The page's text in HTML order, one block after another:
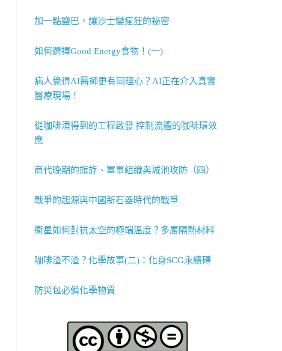
加一點鹽巴，讓沙士變瘋狂的祕密
如何選擇Good Energy食物！(一)
病人覺得AI醫師更有同理心？AI正在介入真實
醫療現場！
從咖啡漬得到的工程啟發 控制流體的咖啡環效
應
商代晚期的旗斿、軍事組織與城池攻防（四）
戰爭的起源與中國新石器時代的戰爭
衛星如何對抗太空的極端溫度？多層隔熱材料
咖啡渣不渣？化學故事(二)：化身SCG永續磚
防災包必備化學物質